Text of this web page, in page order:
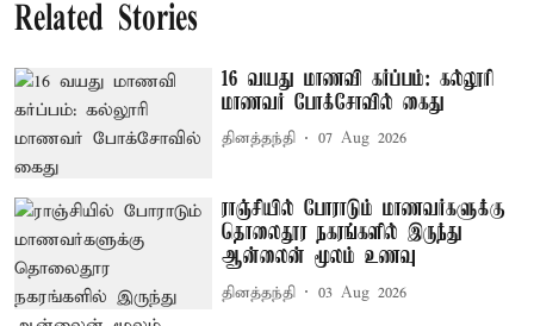
Related Stories
16 வயது மாணவி கர்ப்பம்: கல்லூரி
மாணவர் போக்சோவில் கைது
தினத்தந்தி 07 Aug 2026
ராஞ்சியில் போராடும் மாணவர்களுக்கு
தொலைதூர நகரங்களில் இருந்து
ஆன்லைன் மூலம் உணவு
தினத்தந்தி 03 Aug 2026